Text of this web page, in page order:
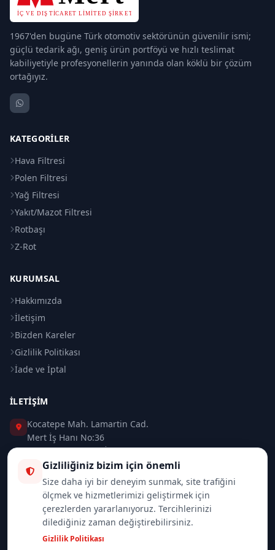
1967'den bugüne Türk otomotiv sektörünün güvenilir ismi;
güçlü tedarik ağı, geniş ürün portföyü ve hızlı teslimat
kabiliyetiyle profesyonellerin yanında olan köklü bir çözüm
ortağıyız.
KATEGORILER
Hava Filtresi
Polen Filtresi
Yağ Filtresi
Yakıt/Mazot Filtresi
Rotbaşı
Z-Rot
KURUMSAL
Hakkımızda
İletişim
Bizden Kareler
Gizlilik Politikası
İade ve İptal
İLETIŞIM
Kocatepe Mah. Lamartin Cad.
Mert İş Hanı No:36
Taksim / Beyoğlu / İSTANBUL
0 (212) 235 37 83
0 (532) 418 08 46
info@merttrade.com
Gizliliğiniz bizim için önemli
Size daha iyi bir deneyim sunmak, site trafiğini
ölçmek ve hizmetlerimizi geliştirmek için
çerezlerden yararlanıyoruz. Tercihlerinizi
dilediğiniz zaman değiştirebilirsiniz.
Gizlilik Politikası